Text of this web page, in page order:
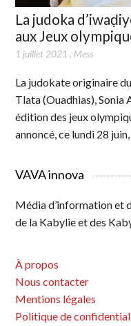
La judoka
aux Jeux
1 juillet 2021 , Mess
La judokate originaire
Tlata (Ouadhias), Sonia
édition des jeux
annoncé, ce lundi 28
VAVA innova
Média d’information et
de la Kabylie et des
À propos
Nous contacter
Mentions légales
Politique de